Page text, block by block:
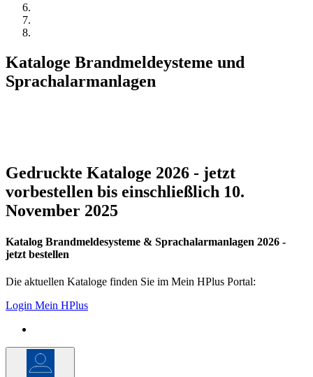
Kataloge Brandmeldeysteme und
Sprachalarmanlagen
Gedruckte Kataloge 2026 - jetzt
vorbestellen bis einschließlich 10.
November 2025
Katalog Brandmeldesysteme & Sprachalarmanlagen 2026 -
jetzt bestellen
Die aktuellen Kataloge finden Sie im Mein HPlus Portal:
Login Mein HPlus